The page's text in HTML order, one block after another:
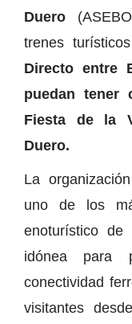
Duero
trenes
Directo entre
puedan tener
Fiesta de la
Duero.
La
uno de los
enoturístico
idónea para
conectividad
visitantes